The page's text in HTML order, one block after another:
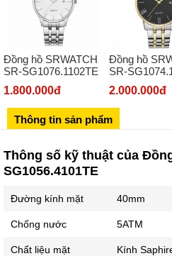
Số 413 Quang
Số 273 Nguyễn Văn
Showroom 86: BH9A-SP.9A-63
Đồng hồ SRWATCH
SR-SG1076.1102TE
1.800.000đ
Đồng hồ
SR-
2.000.000đ
Thông tin sản phẩm
Thông số kỹ thuật của
SG1056.4101TE
Đường kính mặt 40mm
Chống nước 5ATM
Chất liệu mặt Kính